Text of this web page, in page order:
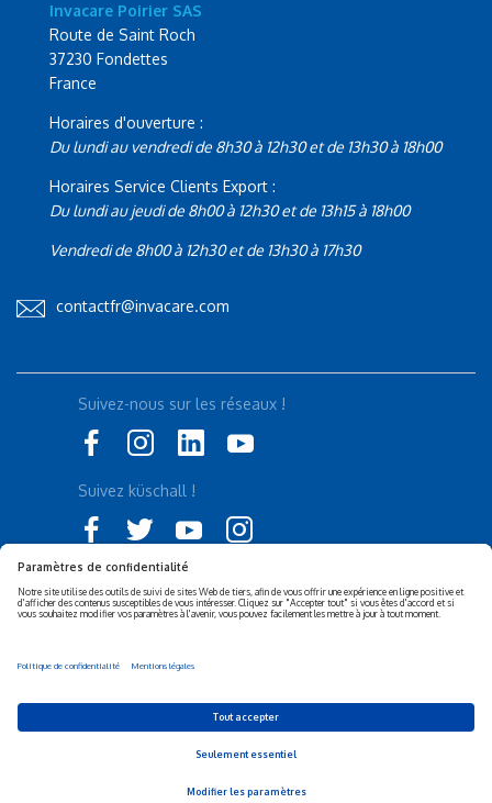
Invacare Poirier SAS
Route de Saint Roch
37230 Fondettes
France
Horaires d'ouverture :
Du lundi au vendredi de 8h30 à 12h30 et de 13h30 à 18h00
Horaires Service Clients Export :
Du lundi au jeudi de 8h00 à 12h30 et de 13h15 à 18h00
Vendredi de 8h00 à 12h30 et de 13h30 à 17h30
contactfr@invacare.com
Déclaration d'accessibilité
Politique de confidentialité
Responsabilité sociétale de
© 2026 Invacare Corporation - All rights reserved.
Suivez-nous sur les réseaux !
Suivez küschall !